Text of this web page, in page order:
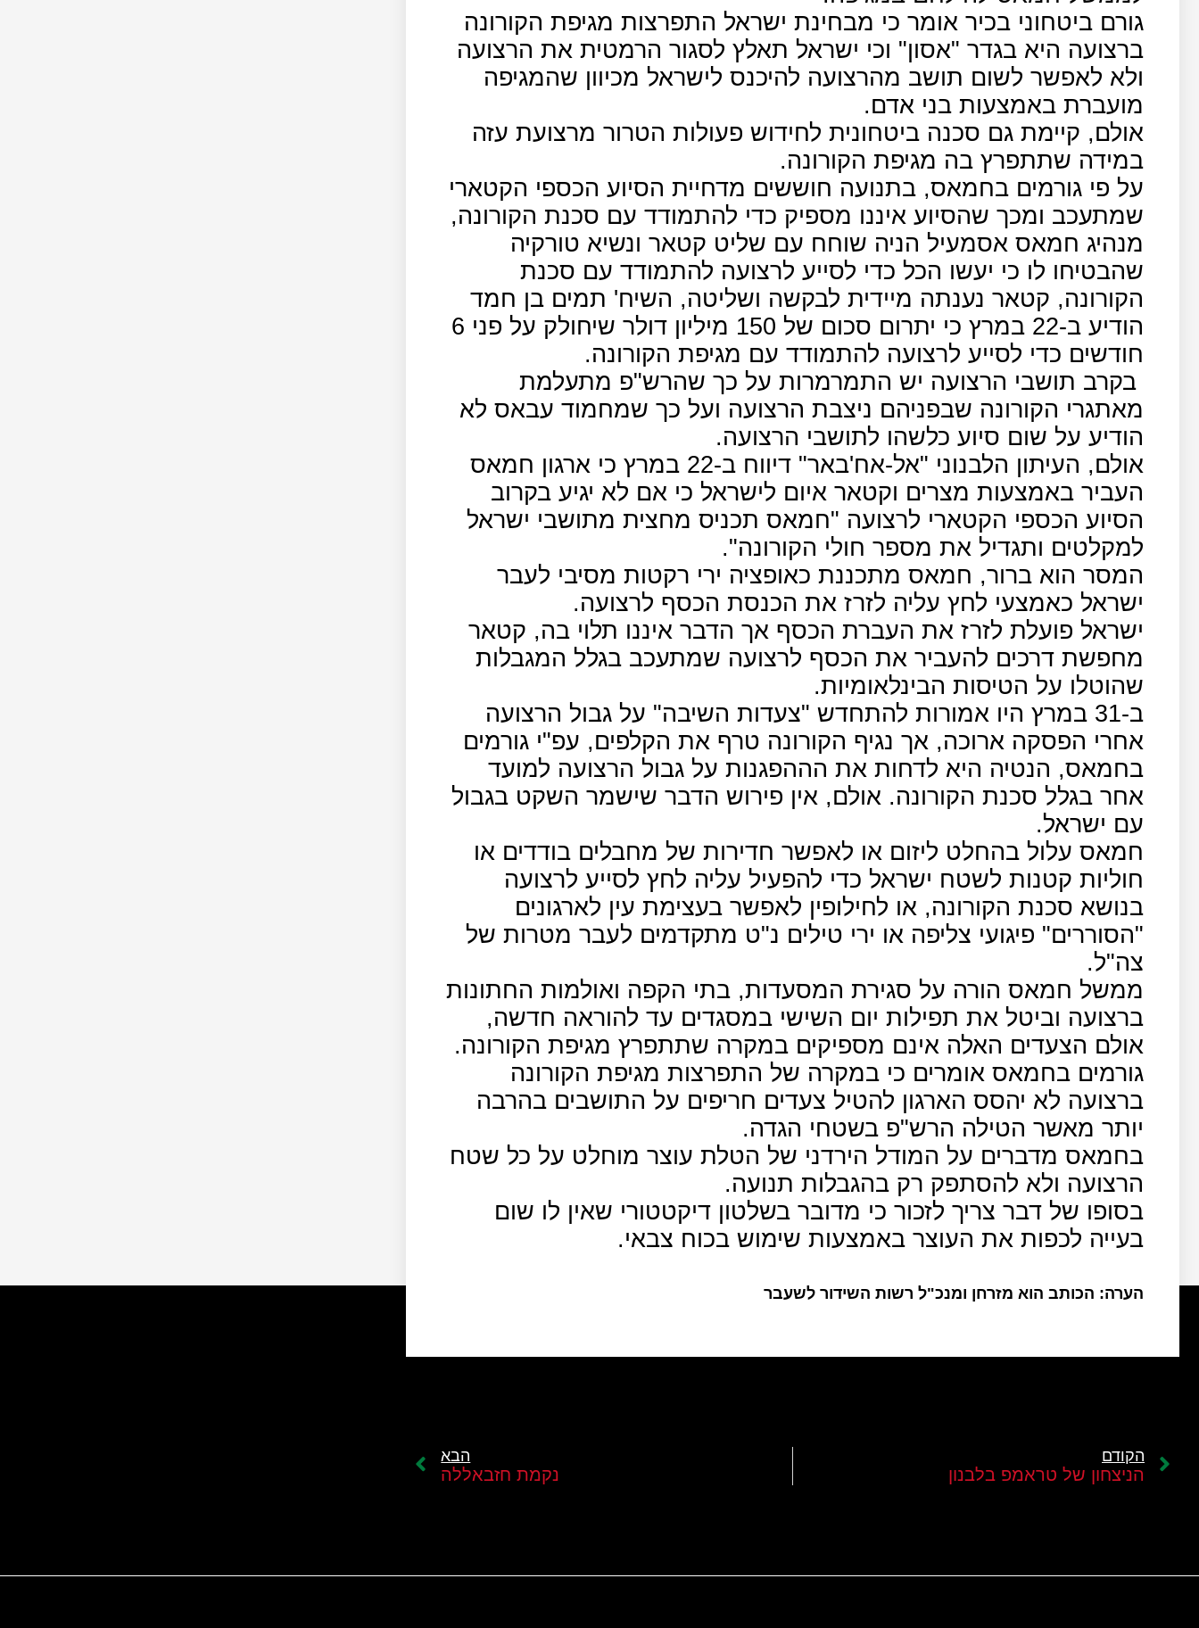
גורם ביטחוני בכיר אומר כי מבחינת ישראל התפרצות מגיפת הקורונה
ברצועה היא בגדר "אסון" וכי ישראל תאלץ לסגור הרמטית את הרצועה
ולא לאפשר לשום תושב מהרצועה להיכנס לישראל מכיוון שהמגיפה
מועברת באמצעות בני אדם.
אולם, קיימת גם סכנה ביטחונית לחידוש פעולות הטרור מרצועת עזה
במידה שתתפרץ בה מגיפת הקורונה.
על פי גורמים בחמאס, בתנועה חוששים מדחיית הסיוע הכספי הקטארי
שמתעכב ומכך שהסיוע איננו מספיק כדי להתמודד עם סכנת הקורונה,
מנהיג חמאס אסמעיל הניה שוחח עם שליט קטאר ונשיא טורקיה
שהבטיחו לו כי יעשו הכל כדי לסייע לרצועה להתמודד עם סכנת
הקורונה, קטאר נענתה מיידית לבקשה ושליטה, השיח' תמים בן חמד
הודיע ב-22 במרץ כי יתרום סכום של 150 מיליון דולר שיחולק על פני 6
חודשים כדי לסייע לרצועה להתמודד עם מגיפת הקורונה.
בקרב תושבי הרצועה יש התמרמרות על כך שהרש"פ מתעלמת
מאתגרי הקורונה שבפניהם ניצבת הרצועה ועל כך שמחמוד עבאס לא
הודיע על שום סיוע כלשהו לתושבי הרצועה.
אולם, העיתון הלבנוני "אל-אח'באר" דיווח ב-22 במרץ כי ארגון חמאס
העביר באמצעות מצרים וקטאר איום לישראל כי אם לא יגיע בקרוב
הסיוע הכספי הקטארי לרצועה "חמאס תכניס מחצית מתושבי ישראל
למקלטים ותגדיל את מספר חולי הקורונה".
המסר הוא ברור, חמאס מתכננת כאופציה ירי רקטות מסיבי לעבר
ישראל כאמצעי לחץ עליה לזרז את הכנסת הכסף לרצועה.
ישראל פועלת לזרז את העברת הכסף אך הדבר איננו תלוי בה, קטאר
מחפשת דרכים להעביר את הכסף לרצועה שמתעכב בגלל המגבלות
שהוטלו על הטיסות הבינלאומיות.
ב-31 במרץ היו אמורות להתחדש "צעדות השיבה" על גבול הרצועה
אחרי הפסקה ארוכה, אך נגיף הקורונה טרף את הקלפים, עפ"י גורמים
בחמאס, הנטיה היא לדחות את הההפגנות על גבול הרצועה למועד
אחר בגלל סכנת הקורונה. אולם, אין פירוש הדבר שישמר השקט בגבול
עם ישראל.
חמאס עלול בהחלט ליזום או לאפשר חדירות של מחבלים בודדים או
חוליות קטנות לשטח ישראל כדי להפעיל עליה לחץ לסייע לרצועה
בנושא סכנת הקורונה, או לחילופין לאפשר בעצימת עין לארגונים
"הסוררים" פיגועי צליפה או ירי טילים נ"ט מתקדמים לעבר מטרות של
צה"ל.
ממשל חמאס הורה על סגירת המסעדות, בתי הקפה ואולמות החתונות
ברצועה וביטל את תפילות יום השישי במסגדים עד להוראה חדשה,
אולם הצעדים האלה אינם מספיקים במקרה שתתפרץ מגיפת הקורונה.
גורמים בחמאס אומרים כי במקרה של התפרצות מגיפת הקורונה
ברצועה לא יהסס הארגון להטיל צעדים חריפים על התושבים בהרבה
יותר מאשר הטילה הרש"פ בשטחי הגדה.
בחמאס מדברים על המודל הירדני של הטלת עוצר מוחלט על כל שטח
הרצועה ולא להסתפק רק בהגבלות תנועה.
בסופו של דבר צריך לזכור כי מדובר בשלטון דיקטטורי שאין לו שום
בעייה לכפות את העוצר באמצעות שימוש בכוח צבאי.
הערה: הכותב הוא מזרחן ומנכ"ל רשות השידור לשעבר
הקודם
הניצחון של טראמפ בלבנון
הבא
נקמת חזבאללה